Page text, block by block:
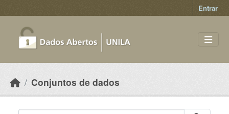
Entrar
Conjuntos de dados